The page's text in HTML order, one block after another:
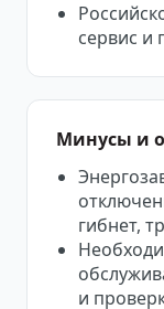
сервис и
Минусы и
гибнет,
и